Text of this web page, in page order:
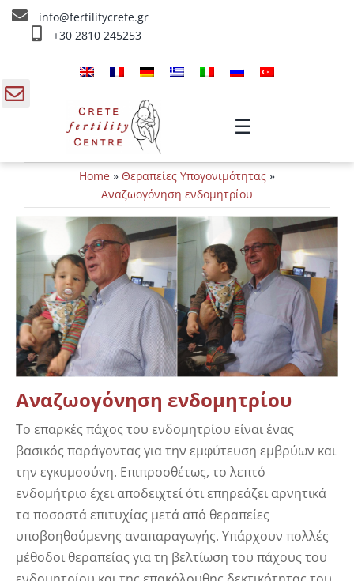
Skip
info@fertilitycrete.gr
+30 2810 245253
☰
Ποιοί είμαστε
Θεραπείες Υπογονιμότητας
Θεραπείες Αναζωογόνησης
Θεραπείες IV
Πληροφορίες
Επικοινωνία
Home » Θεραπείες Υπογονιμότητας »
Αναζωογόνηση ενδομητρίου
Αναζωογόνηση ενδομητρίου
Το επαρκές πάχος του ενδομητρίου είναι ένας
βασικός παράγοντας για την εμφύτευση εμβρύων και
την εγκυμοσύνη. Επιπροσθέτως, το λεπτό
ενδομήτριο έχει αποδειχτεί ότι επηρεάζει αρνητικά
τα ποσοστά επιτυχίας μετά από θεραπείες
υποβοηθούμενης αναπαραγωγής. Υπάρχουν πολλές
μέθοδοι θεραπείας για τη βελτίωση του πάχους του